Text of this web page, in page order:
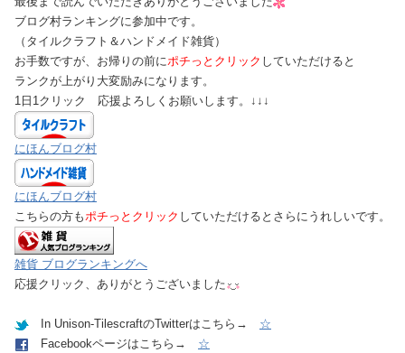
ブログ村ランキングに参加中です。
（タイルクラフト＆ハンドメイド雑貨）
お手数ですが、お帰りの前にポチっとクリック していただけると
ランクが上がり大変励みになります。
1日1クリック 応援よろしくお願いします。↓↓↓
にほんブログ村
にほんブログ村
こちらの方もポチっとクリック していただけるとさらにうれしいです。
雑貨 ブログランキングへ
応援クリック、ありがとうございました
In Unison-TilescraftのTwitterはこちら→ ☆
Facebookページはこちら→ ☆